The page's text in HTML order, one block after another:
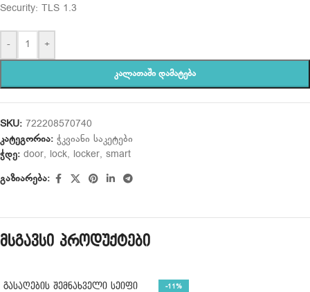
Security: TLS 1.3
- +
ᲙᲐᲚᲐᲗᲐᲨᲘ ᲓᲐᲛᲐᲢᲔᲑᲐ
SKU: 722208570740
კატეგორია: ჭკვიანი საკეტები
ჭდე: door, lock, locker, smart
გაზიარება:
მსგავსი პროდუქტები
გასაღების შემნახველი სეიფი
-11%